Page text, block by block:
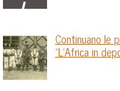
Continuano le
“L’Africa in